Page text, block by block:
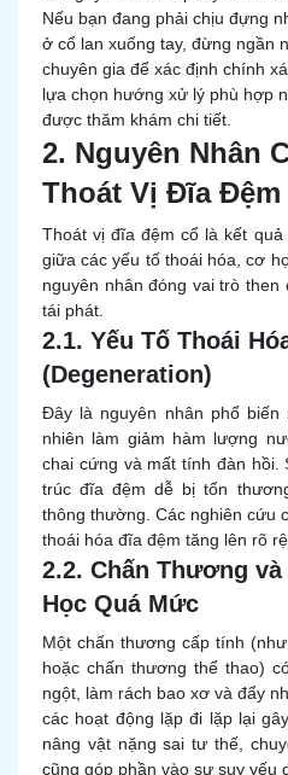
Nếu bạn đang phải chịu đựng
ở cổ lan xuống tay, đừng ngần
chuyên gia để xác định chính
lựa chọn hướng xử lý phù hợp
được thăm khám chi tiết.
2. Nguyên Nhân
Thoát Vị Đĩa Đệm
Thoát vị đĩa đệm cổ là kết
giữa các yếu tố thoái hóa, cơ
nguyên nhân đóng vai trò
tái phát.
2.1. Yếu Tố Thoái
(Degeneration)
Đây là nguyên nhân phổ
nhiên làm giảm hàm lượng
chai cứng và mất tính đàn hồi.
trúc đĩa đệm dễ bị tổn
thông thường. Các nghiên cứu
thoái hóa đĩa đệm tăng lên rõ
2.2. Chấn Thương
Học Quá Mức
Một chấn thương cấp tính
hoặc chấn thương thể thao)
ngột, làm rách bao xơ và đẩy
các hoạt động lặp đi lặp lại
nâng vật nặng sai tư thế,
cũng góp phần vào sự suy yếu